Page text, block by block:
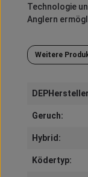
Technologie
Anglern
Weitere
Geruch:
Hybrid:
Ködertyp: